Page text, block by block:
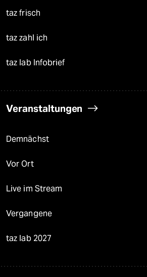
taz frisch
taz zahl ich
taz lab Infobrief
Veranstaltungen
Demnächst
Vor Ort
Live im Stream
Vergangene
taz lab 2027